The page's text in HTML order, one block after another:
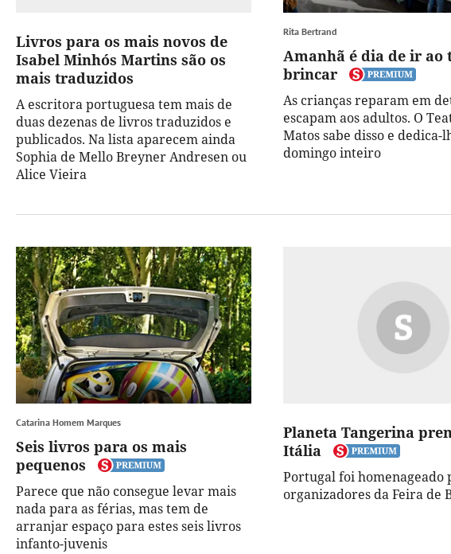
Livros para os mais novos de
Isabel Minhós Martins são os
mais traduzidos
A escritora portuguesa tem mais de
duas dezenas de livros traduzidos e
publicados. Na lista aparecem ainda
Sophia de Mello Breyner Andresen ou
Alice Vieira
Rita Bertrand
Amanhã é dia de ir ao
brincar
As crianças reparam em
escapam aos adultos. O
Matos sabe disso e dedica-
domingo inteiro
Catarina Homem Marques
Seis livros para os mais
pequenos
Parece que não consegue levar mais
nada para as férias, mas tem de
arranjar espaço para estes seis livros
infanto-juvenis
Planeta Tangerina
Itália
Portugal foi homenageado
organizadores da Feira de